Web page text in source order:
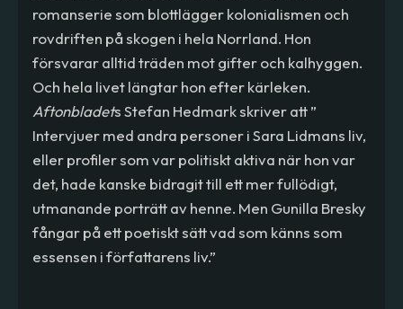
romanserie som blottlägger kolonialismen och
rovdriften på skogen i hela Norrland. Hon
försvarar alltid träden mot gifter och kalhyggen.
Och hela livet längtar hon efter kärleken.
Aftonbladets Stefan Hedmark skriver att ”
Intervjuer med andra personer i Sara Lidmans liv,
eller profiler som var politiskt aktiva när hon var
det, hade kanske bidragit till ett mer fullödigt,
utmanande porträtt av henne. Men Gunilla Bresky
fångar på ett poetiskt sätt vad som känns som
essensen i författarens liv.”